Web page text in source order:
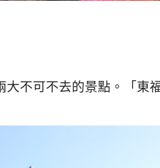
大不可不去的景點。
「東